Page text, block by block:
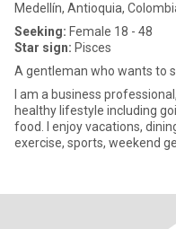
Medellín, Antioquia,
Seeking: Female 18 - 48
Star sign: Pisces
A gentleman who wants to
I am a business
healthy lifestyle including
food. I enjoy vacations,
exercise, sports, weekend